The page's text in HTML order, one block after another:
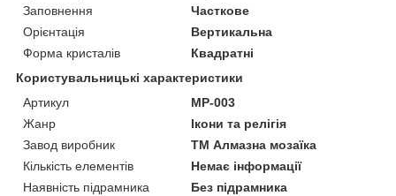
Заповнення
Часткове
Орієнтація
Вертикальна
Форма кристалів
Квадратні
Користувальницькі характеристики
Артикул
MP-003
Жанр
Ікони та релігія
Завод виробник
ТМ Алмазна мозаїка
Кількість елементів
Немає інформації
Наявність підрамника
Без підрамника